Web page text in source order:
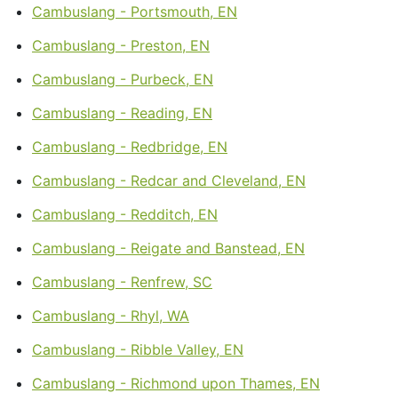
Cambuslang - Portsmouth, EN
Cambuslang - Preston, EN
Cambuslang - Purbeck, EN
Cambuslang - Reading, EN
Cambuslang - Redbridge, EN
Cambuslang - Redcar and Cleveland, EN
Cambuslang - Redditch, EN
Cambuslang - Reigate and Banstead, EN
Cambuslang - Renfrew, SC
Cambuslang - Rhyl, WA
Cambuslang - Ribble Valley, EN
Cambuslang - Richmond upon Thames, EN